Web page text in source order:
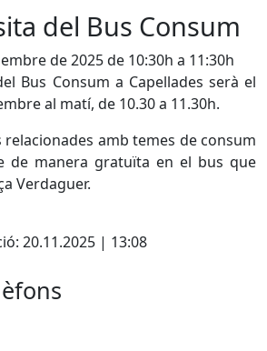
del Bus Consum
de 2025 de 10:30h a 11:30h
Bus Consum a Capellades serà el
al matí, de 10.30 a 11.30h.
relacionades amb temes de consum
de manera gratuïta en el bus que
Verdaguer.
20.11.2025 | 13:08